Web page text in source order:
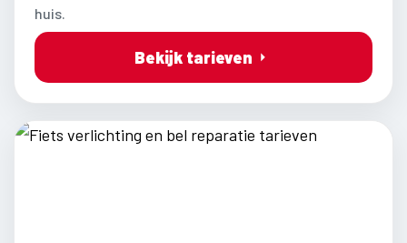
huis.
Bekijk tarieven